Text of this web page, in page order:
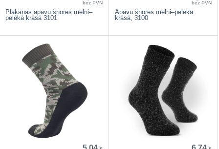
bez PVN
Plakanas apavu šņores melni–
pelēkā krāsā 3101
bez PVN
Apavu šņores melni–pelēkā
krāsā, 3100